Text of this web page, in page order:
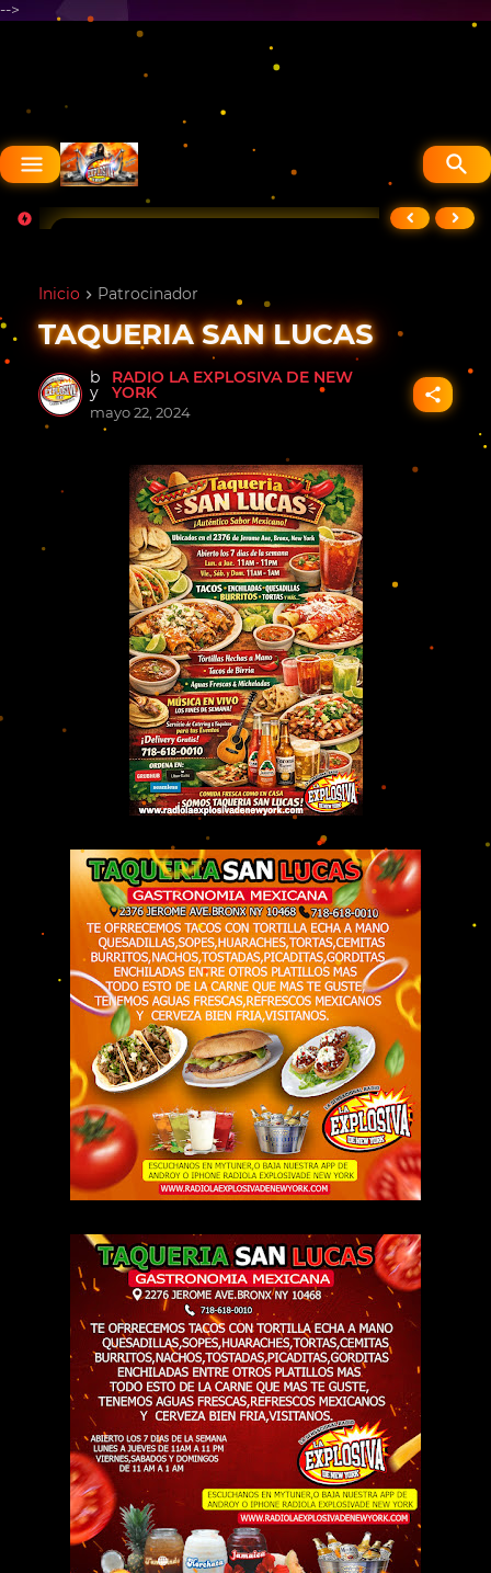
-->
RADIO LA EXPLOSIVA DE NEW YORK
Inicio Patrocinador
TAQUERIA SAN LUCAS
b
y
RADIO LA EXPLOSIVA DE NEW
YORK
mayo 22, 2024